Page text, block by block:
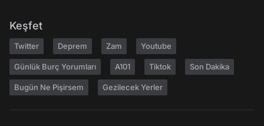
Keşfet
Twitter Deprem Zam Youtube
Günlük Burç Yorumları A101 Tiktok Son Dakika
Bugün Ne Pişirsem Gezilecek Yerler